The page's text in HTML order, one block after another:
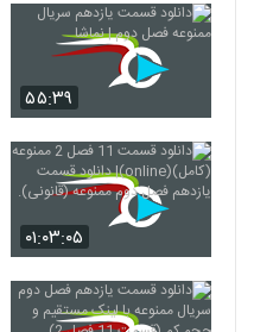
۵۵:۳۹
۰۱:۰۳:۰۵